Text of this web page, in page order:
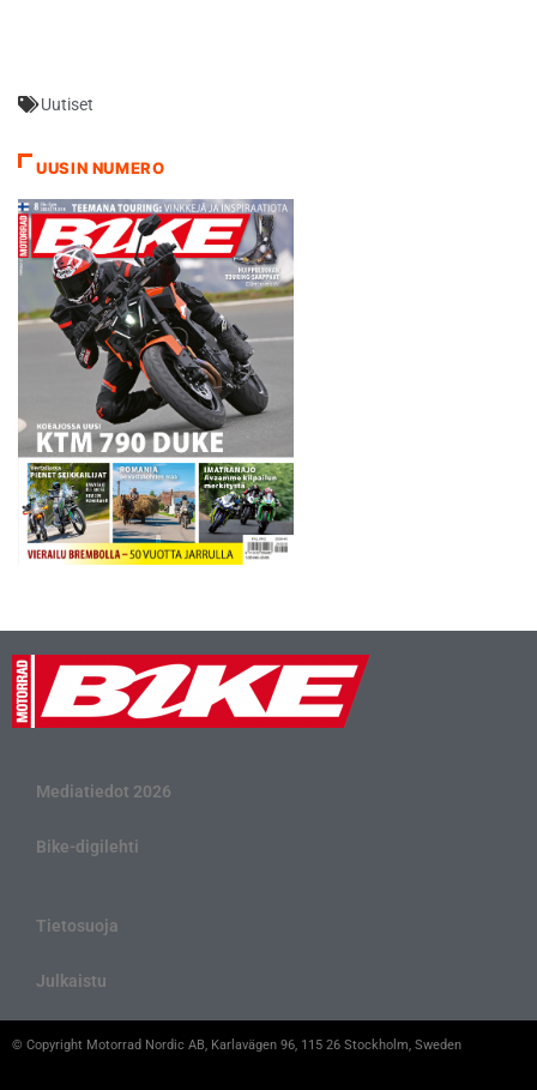
Suzuki 1m38.280s 2 Cal
1m38.337s 3 Andrea
Dovizioso Ducati
1m38.398s…
Uutiset
UUSIN NUMERO
Mediatiedot 2026
Bike-digilehti
Tietosuoja
Julkaistu
© Copyright Motorrad Nordic AB, Karlavägen 96, 115 26 Stockholm, Sweden